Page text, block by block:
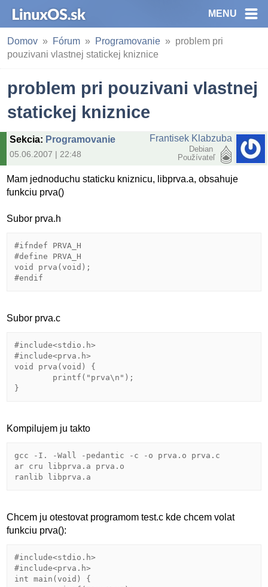
MENU
Domov Fórum Programovanie
problem pri
pouzivani vlastnej statickej kniznice
problem pri pouzivani vlastnej
statickej kniznice
Sekcia: Programovanie
05.06.2007 | 22:48
Frantisek Klabzuba
Debian
Používateľ
Mam jednoduchu staticku kniznicu, libprva.a, obsahuje
funkciu prva()
Subor prva.h
#ifndef PRVA_H
#define PRVA_H
void prva(void);
Subor prva.c
#include<stdio.h>
#include<prva.h>
void prva(void) {
        printf("prva\n");
Kompilujem ju takto
gcc -I. -Wall -pedantic -c -o prva.o prva.c
ar cru libprva.a prva.o
Chcem ju otestovat programom test.c kde chcem volat
funkciu prva():
#include<stdio.h>
#include<prva.h>
int main(void) {